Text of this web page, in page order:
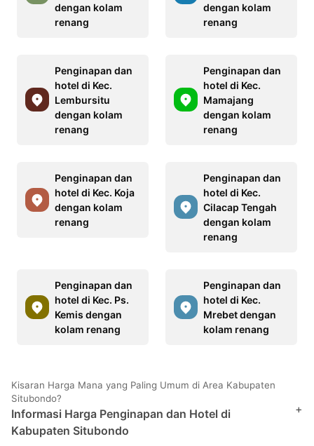
dengan kolam
renang
dengan kolam
renang
Penginapan dan
hotel di Kec.
Lembursitu
dengan kolam
renang
Penginapan dan
hotel di Kec.
Mamajang
dengan kolam
renang
Penginapan dan
hotel di Kec. Koja
dengan kolam
renang
Penginapan dan
hotel di Kec.
Cilacap Tengah
dengan kolam
renang
Penginapan dan
hotel di Kec. Ps.
Kemis dengan
kolam renang
Penginapan dan
hotel di Kec.
Mrebet dengan
kolam renang
Kisaran Harga Mana yang Paling Umum di Area Kabupaten
Situbondo?
Informasi Harga Penginapan dan Hotel di
Kabupaten Situbondo
+